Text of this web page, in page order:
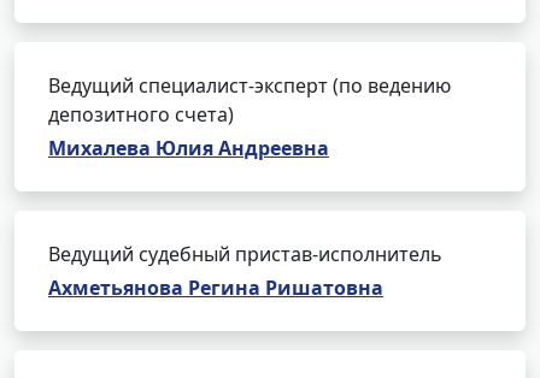
Ведущий специалист-эксперт (по ведению
депозитного счета)
Михалева Юлия Андреевна
Ведущий судебный пристав-исполнитель
Ахметьянова Регина Ришатовна